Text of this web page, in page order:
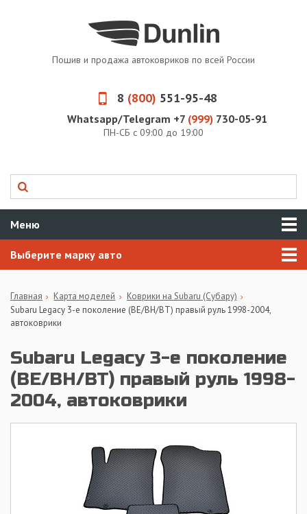
Пошив и продажа автоковриков по всей России
8 (800) 551-95-48
Whatsapp/Telegram +7 (999) 730-05-91
ПН-СБ с 09:00 до 19:00
Меню
Выберите марку авто
Главная Карта моделей
Коврики на Subaru (Субару)
Subaru Legacy 3-е поколение (BE/BH/BT) правый руль 1998-2004,
автоковрики
Subaru Legacy 3-е поколение
(BE/BH/BT) правый руль 1998-
2004, автоковрики